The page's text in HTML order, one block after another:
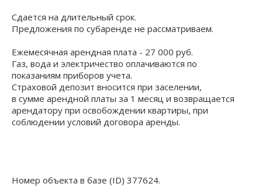
Сдается на длительный срок.
Предложения по субаренде не рассматриваем.
Ежемесячная арендная плата - 27 000 руб.
Газ, вода и электричество оплачиваются по
показаниям приборов учета.
Страховой депозит вносится при заселении,
в сумме арендной платы за 1 месяц и возвращается
арендатору при освобождении квартиры, при
соблюдении условий договора аренды.
Номер объекта в базе (ID) 377624.